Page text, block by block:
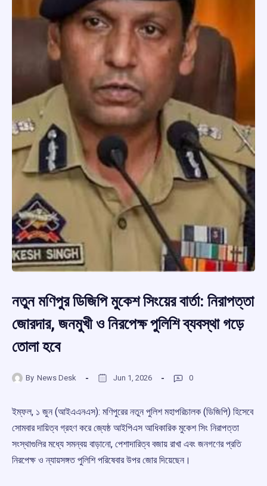
নতুন মণিপুর ডিজিপি মুকেশ সিংয়ের বার্তা: নিরাপত্তা
জোরদার, জনমুখী ও নিরপেক্ষ পুলিশি ব্যবস্থা গড়ে
তোলা হবে
By News Desk Jun 1, 2026 0
ইম্ফল, ১ জুন (আইএএনএস): মণিপুরের নতুন পুলিশ মহাপরিচালক (ডিজিপি) হিসেবে
সোমবার দায়িত্ব গ্রহণ করে জ্যেষ্ঠ আইপিএস আধিকারিক মুকেশ সিং নিরাপত্তা
সংস্থাগুলির মধ্যে সমন্বয় বাড়ানো, পেশাদারিত্ব বজায় রাখা এবং জনগণের প্রতি
নিরপেক্ষ ও ন্যায়সঙ্গত পুলিশি পরিষেবার উপর জোর দিয়েছেন।